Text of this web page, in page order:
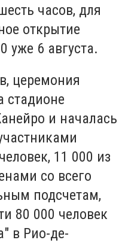
часов, для
открытие
уже 6 августа.
церемония
стадионе
и началась
11 000 из
со всего
подсчетам,
80 000 человек
в Рио-де-